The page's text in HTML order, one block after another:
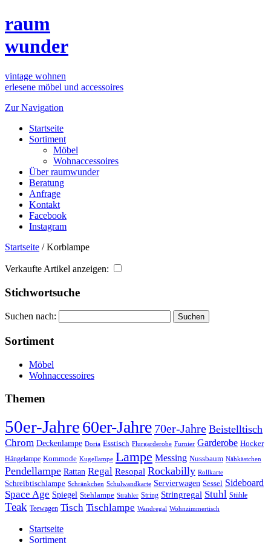
raum
wunder
vintage wohnen
erlesene möbel und accessoires
Zur Navigation
Startseite
Sortiment
Möbel
Wohnaccessoires
Über raumwunder
Beratung
Anfrage
Kontakt
Facebook
Instagram
Startseite /Korblampe
Verkaufte Artikel anzeigen:
Stichwortsuche
Suchen nach:
Sortiment
Möbel
Wohnaccessoires
Themen
50er-Jahre60er-Jahre 70er-Jahre Beistelltisch
Chrom Deckenlampe Doria Esstisch Flurgarderobe Furnier Garderobe Hocker
Hängelampe Kommode Kugellampe Lampe Messing Nussbaum Nähkästchen
Pendellampe Rattan Regal Resopal Rockabilly Rollkarte
Schreibtischlampe Schränkchen Schulwandkarte Servierwagen Sessel Sideboard
Space Age Spiegel Stehlampe Strahler String Stringregal Stuhl Stühle
Teak Teewagen Tisch Tischlampe Wandregal Wohnzimmertisch
Startseite
Sortiment